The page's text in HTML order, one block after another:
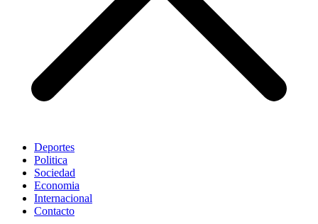
Deportes
Politica
Sociedad
Economia
Internacional
Contacto